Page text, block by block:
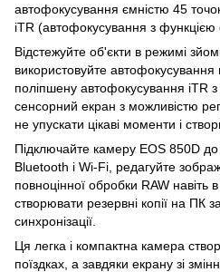
автофокусування ємністю 45
iTR (автофокусування з функцією
Відстежуйте об'єкти в режимі
використовуйте
поліпшену автофокусування iTR
сенсорний екран з можливістю
не упускати цікаві моменти і
Підключайте камеру EOS 850D
Bluetooth і Wi-Fi, редагуйте
повноцінної обробки RAW навіть
створювати резервні копії на ПК
синхронізації.
Ця легка і компактна камера
поїздках, а завдяки екрану зі